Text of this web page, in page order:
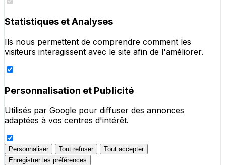
Statistiques et Analyses
Ils nous permettent de comprendre comment les
visiteurs interagissent avec le site afin de l'améliorer.
Personnalisation et Publicité
Utilisés par Google pour diffuser des annonces
adaptées à vos centres d'intérêt.
Personnaliser Tout refuser
Tout accepter
Enregistrer les préférences